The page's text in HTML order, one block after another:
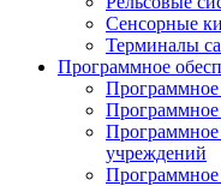
Сенсорные
Терминалы
Программное
Программное
Программное
Программное
учреждений
Программное